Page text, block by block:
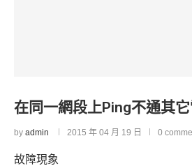
在同一網段上Ping不通其
by admin 2015 年 04 月 19 日 0
故障現象